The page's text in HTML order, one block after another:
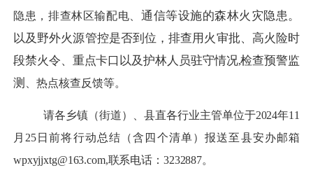
隐患，排查林区输配电、通信等设施的森林火灾隐患。
以及野外火源管控是否到位，排查用火审批、高火险时
段禁火令、重点卡口以及护林人员驻守情况,检查预警监
测
、热点核查反馈等。
请各乡镇 （街道）、 县直各行业主管单位于2024年11
月25日前将行动总结 （含四个清单）报送至县安办邮箱
wpxyjjxtg@163.com,联系电话： 3232887。